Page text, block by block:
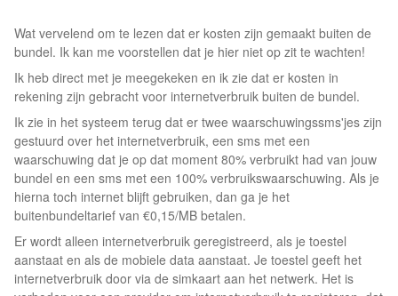
Wat vervelend om te lezen dat er kosten zijn gemaakt buiten de
bundel. Ik kan me voorstellen dat je hier niet op zit te wachten!
Ik heb direct met je meegekeken en ik zie dat er kosten in
rekening zijn gebracht voor internetverbruik buiten de bundel.
Ik zie in het systeem terug dat er twee waarschuwingssms'jes zijn
gestuurd over het internetverbruik, een sms met een
waarschuwing dat je op dat moment 80% verbruikt had van jouw
bundel en een sms met een 100% verbruikswaarschuwing. Als je
hierna toch internet blijft gebruiken, dan ga je het
buitenbundeltarief van €0,15/MB betalen.
Er wordt alleen internetverbruik geregistreerd, als je toestel
aanstaat en als de mobiele data aanstaat. Je toestel geeft het
internetverbruik door via de simkaart aan het netwerk. Het is